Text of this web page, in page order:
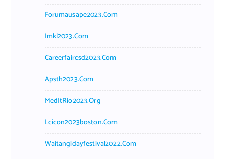
Forumausape2023.com
Imkl2023.com
Careerfaircsd2023.com
Apsth2023.com
MedItRio2023.org
Lcicon2023boston.com
Waitangidayfestival2022.com